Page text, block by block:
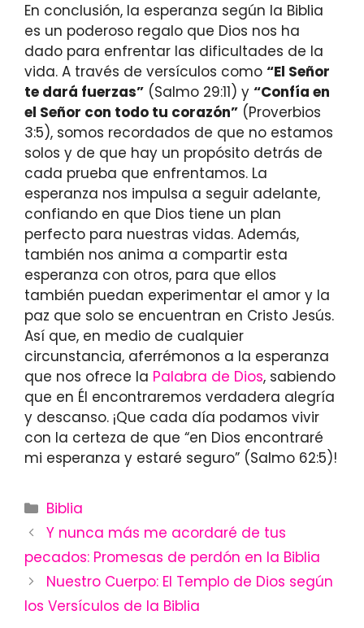
En conclusión, la esperanza según la Biblia
es un poderoso regalo que Dios nos ha
dado para enfrentar las dificultades de la
vida. A través de versículos como “El Señor
te dará fuerzas” (Salmo 29:11) y “Confía en
el Señor con todo tu corazón” (Proverbios
3:5), somos recordados de que no estamos
solos y de que hay un propósito detrás de
cada prueba que enfrentamos. La
esperanza nos impulsa a seguir adelante,
confiando en que Dios tiene un plan
perfecto para nuestras vidas. Además,
también nos anima a compartir esta
esperanza con otros, para que ellos
también puedan experimentar el amor y la
paz que solo se encuentran en Cristo Jesús.
Así que, en medio de cualquier
circunstancia, aferrémonos a la esperanza
que nos ofrece la Palabra de Dios, sabiendo
que en Él encontraremos verdadera alegría
y descanso. ¡Que cada día podamos vivir
con la certeza de que “en Dios encontraré
mi esperanza y estaré seguro” (Salmo 62:5)!
Categories
Biblia
Y nunca más me acordaré de tus
pecados: Promesas de perdón en la Biblia
Nuestro Cuerpo: El Templo de Dios según
los Versículos de la Biblia